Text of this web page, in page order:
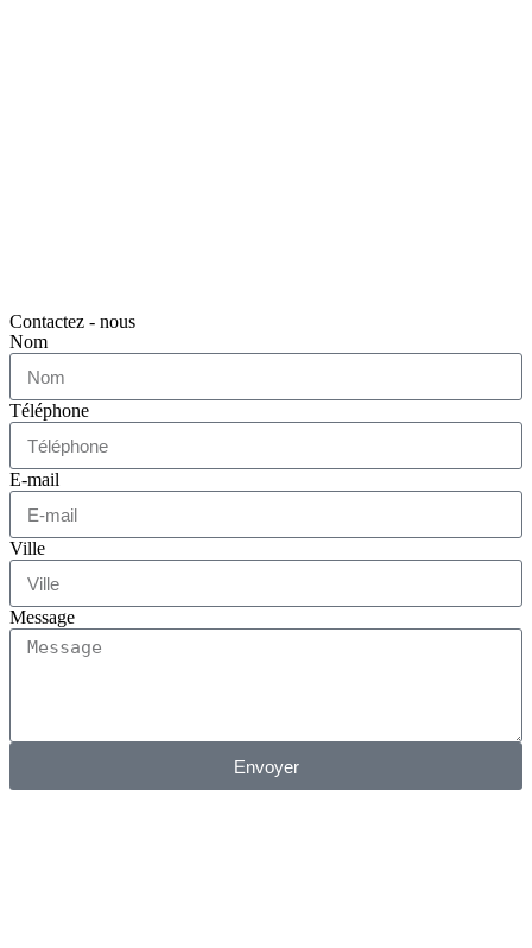
Contactez - nous
Nom
Téléphone
E-mail
Ville
Message
Envoyer